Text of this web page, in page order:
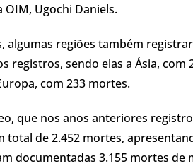
Ugochi Daniels.
algumas regiões também
registros, sendo elas a Ásia,
com 233 mortes.
que nos anos anteriores
de 2.452 mortes,
documentadas 3.155 mortes de